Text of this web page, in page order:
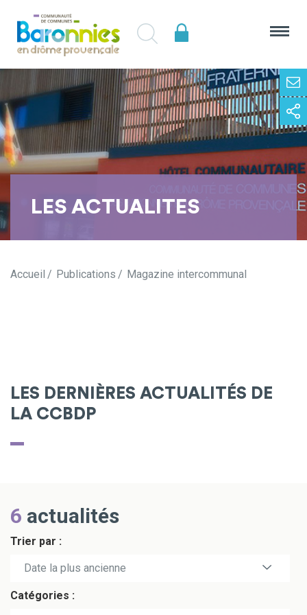
LES ACTUALITES
Accueil Publications Magazine intercommunal
LES DERNIÈRES ACTUALITÉS DE
LA CCBDP
6 actualités
Trier par :
Date la plus récente
Date la plus ancienne
Catégories :